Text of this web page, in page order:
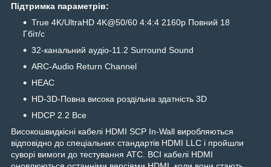
Підтримка параметрів:
True 4K/UltraHD 4K@50/60 4:4:4 2160p Повний 18
Гбіт/с
32-канальний аудіо-11.2 Surround Sound
ARC-Audio Return Channel
НЕАС
HD-3D-Повна висока роздільна здатність 3D
HDCP 2.2 Все
​​​​​​Високошвидкісні кабелі HDMI SCP In-Wall виробляються
відповідно до спеціальних стандартів HDMI LLC і пройшли
суворі вимоги до тестування ATC. ВСІ кабелі HDMI